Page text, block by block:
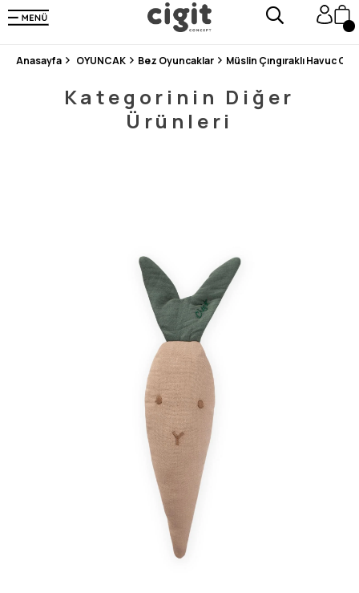
250.000'DEN FAZLA DEĞERLENDİRMEDE 5 ÜZERİNDEN 4.8 PUAN ALDI ⭐⭐⭐⭐⭐
3 MİLYONDAN FAZLA MUTLU MÜŞTERİ ❤️ 10 MİLYON ÜRÜN
Anasayfa OYUNCAK Bez Oyuncaklar Müslin Çıngıraklı Havuc
Kategorinin Diğer
Ürünleri